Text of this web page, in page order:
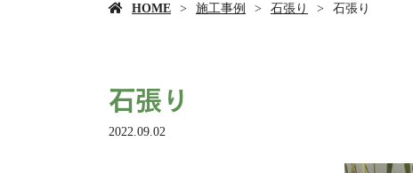
HOME 施工事例 石張り 石張り
石張り
2022.09.02